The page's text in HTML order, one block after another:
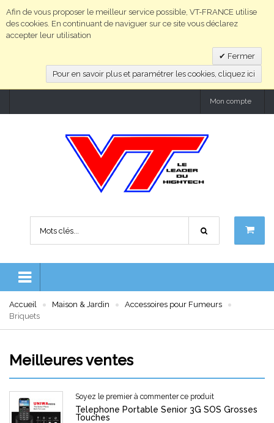
Afin de vous proposer le meilleur service possible, VT-FRANCE utilise
des cookies. En continuant de naviguer sur ce site vous déclarez
accepter leur utilisation
Fermer
Pour en savoir plus et paramétrer les cookies, cliquez ici
Mon compte
Accueil Maison & Jardin
Accessoires pour Fumeurs
Briquets
Meilleures ventes
Soyez le premier à commenter ce produit
Telephone Portable Senior 3G SOS Grosses
Touches